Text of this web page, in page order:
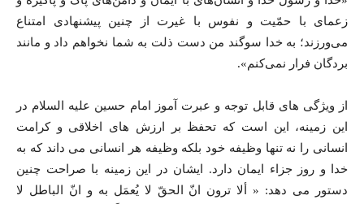
زعمای با حمّیت و نفوس با غیرت از چنین پیشنهادی امتناع
می‌ورزند؛ به خدا سوگند من دست ذلت به شما نخواهم داد و مانند
بردگان فرار نمی‌کنم‌».
از ویژگی های قابل توجه و عبرت آموز امام حسین علیه السلام در
این زمینه، این است که تحفظ بر ارزش های اخلاقی و کرامت
انسانی را نه تنها وظیفه خود بلکه وظيفه هر انسانی می داند که به
خدا و روز جزاء ایمان دارد. ایشان در این زمینه با صراحت چنین
دستور می دهد: « ألا ترون انّ الحقّ لا يُعمَل به و انّ الباطل لا